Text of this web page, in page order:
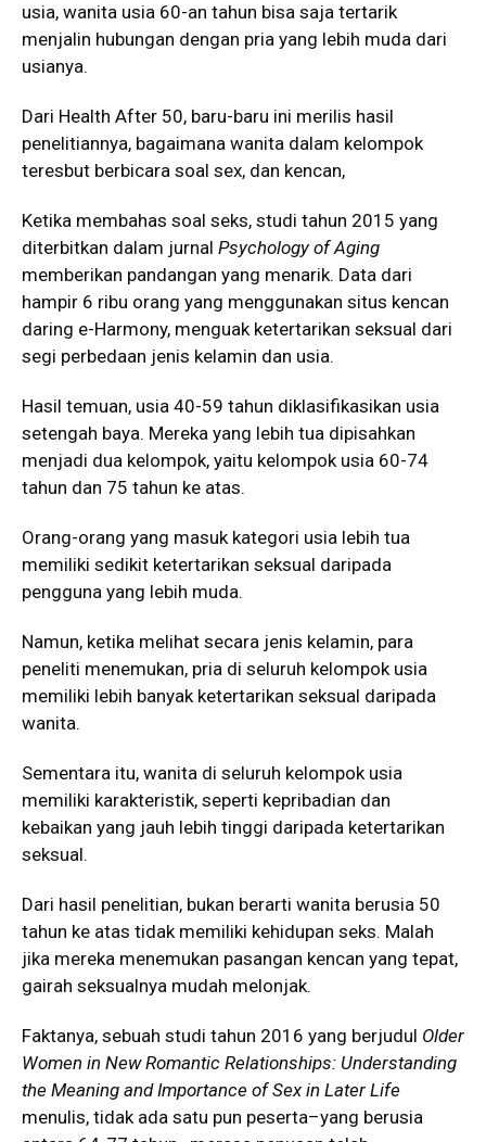
usia, wanita usia 60-an tahun bisa saja tertarik
menjalin hubungan dengan pria yang lebih muda dari
usianya.
Dari Health After 50, baru-baru ini merilis hasil
penelitiannya, bagaimana wanita dalam kelompok
teresbut berbicara soal sex, dan kencan,
Ketika membahas soal seks, studi tahun 2015 yang
diterbitkan dalam jurnal Psychology of Aging
memberikan pandangan yang menarik. Data dari
hampir 6 ribu orang yang menggunakan situs kencan
daring e-Harmony, menguak ketertarikan seksual dari
segi perbedaan jenis kelamin dan usia.
Hasil temuan, usia 40-59 tahun diklasifikasikan usia
setengah baya. Mereka yang lebih tua dipisahkan
menjadi dua kelompok, yaitu kelompok usia 60-74
tahun dan 75 tahun ke atas.
Orang-orang yang masuk kategori usia lebih tua
memiliki sedikit ketertarikan seksual daripada
pengguna yang lebih muda.
Namun, ketika melihat secara jenis kelamin, para
peneliti menemukan, pria di seluruh kelompok usia
memiliki lebih banyak ketertarikan seksual daripada
wanita.
Sementara itu, wanita di seluruh kelompok usia
memiliki karakteristik, seperti kepribadian dan
kebaikan yang jauh lebih tinggi daripada ketertarikan
seksual.
Dari hasil penelitian, bukan berarti wanita berusia 50
tahun ke atas tidak memiliki kehidupan seks. Malah
jika mereka menemukan pasangan kencan yang tepat,
gairah seksualnya mudah melonjak.
Faktanya, sebuah studi tahun 2016 yang berjudul Older
Women in New Romantic Relationships: Understanding
the Meaning and Importance of Sex in Later Life
menulis, tidak ada satu pun peserta–yang berusia